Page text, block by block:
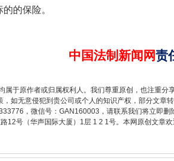
的保险。
中国法制新闻网责
属于原作者或归属权利人。我们尊重原创，也注重分
如无意侵犯到贵公司或个人的知识产权，部分文章
，微信号：GAN160003，请联系我们将立即删
号（华声国际大厦）1层 1 2 1号。本网原创文章
始实施 从数据